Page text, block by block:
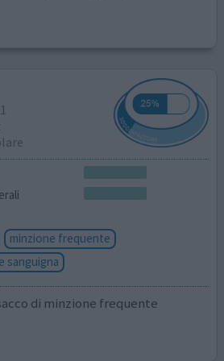
minzione frequente
sanguigna
di minzione frequente